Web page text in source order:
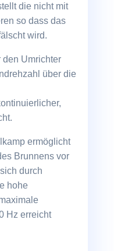
die nicht mit
so dass das
wird.
den Umrichter
über die
ermöglicht
Brunnens vor
durch
hohe
Hz erreicht